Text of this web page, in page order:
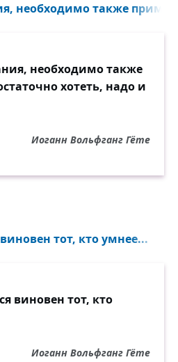
необходимо также
необходимо также
хотеть, надо и
Иоганн Вольфганг Гёте
тот, кто умнее...
виновен тот, кто
Иоганн Вольфганг Гёте